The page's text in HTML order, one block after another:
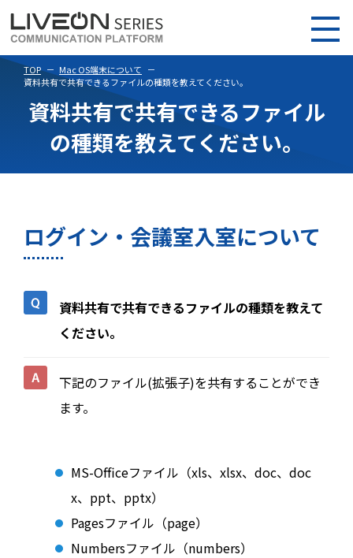
TOP
Mac OS端末について
資料共有で共有できるファイルの種類を教えてください。
資料共有で共有できるファイル
の種類を教えてください。
ログイン・会議室入室について
資料共有で共有できるファイルの種類を教えて
ください。
下記のファイル(拡張子)を共有することができ
ます。
MS-Officeファイル（xls、xlsx、doc、doc
x、ppt、pptx）
Pagesファイル（page）
Numbersファイル（numbers）